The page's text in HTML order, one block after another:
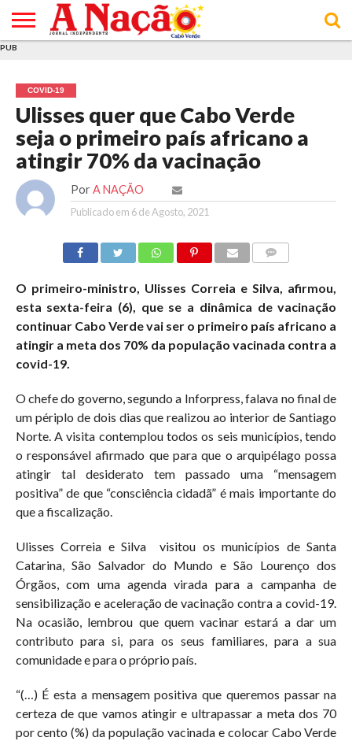
E DE
COOKIES
DE
UTILIZAÇÃO
PUB
COVID-19
Ulisses quer que Cabo Verde
seja o primeiro país africano a
atingir 70% da vacinação
Por A NAÇÃO
Publicado em 6 de Agosto, 2021
O primeiro-ministro, Ulisses Correia e Silva, afirmou,
esta sexta-feira (6), que se a dinâmica de vacinação
continuar Cabo Verde vai ser o primeiro país africano a
atingir a meta dos 70% da população vacinada contra a
covid-19.
O chefe do governo, segundo a Inforpress, falava no final de
um périplo de dois dias que realizou ao interior de Santiago
Norte. A visita contemplou todos os seis municípios, tendo
o responsável afirmado que para que o arquipélago possa
atingir tal desiderato tem passado uma “mensagem
positiva” de que “consciência cidadã” é mais importante do
que a fiscalização.
Ulisses Correia e Silva visitou os municípios de Santa
Catarina, São Salvador do Mundo e São Lourenço dos
Órgãos, com uma agenda virada para a campanha de
sensibilização e aceleração de vacinação contra a covid-19.
Na ocasião, lembrou que quem vacinar estará a dar um
contributo para si, para os seus familiares, para a sua
comunidade e para o próprio país.
“(…) É esta a mensagem positiva que queremos passar na
certeza de que vamos atingir e ultrapassar a meta dos 70
por cento (%) da população vacinada e colocar Cabo Verde